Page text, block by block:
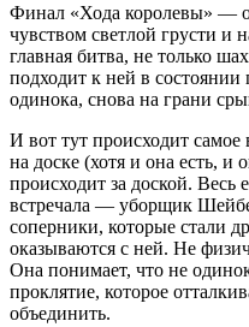
Финал «Хода королевы» —
чувством светлой грусти
главная битва, не только
подходит к ней в
одинока, снова на грани
И вот тут происходит
на доске (хотя и она есть, и
происходит за доской. Весь
встречала — уборщик
соперники, которые стали
оказываются с ней. Не
Она понимает, что не
проклятие, которое
объединить.